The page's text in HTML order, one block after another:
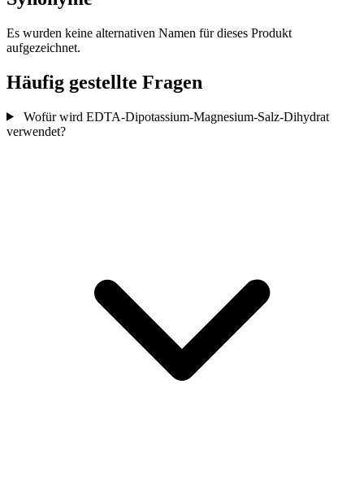
Es wurden keine alternativen Namen für dieses Produkt
aufgezeichnet.
Häufig gestellte Fragen
Wofür wird EDTA-Dipotassium-Magnesium-Salz-Dihydrat
verwendet?